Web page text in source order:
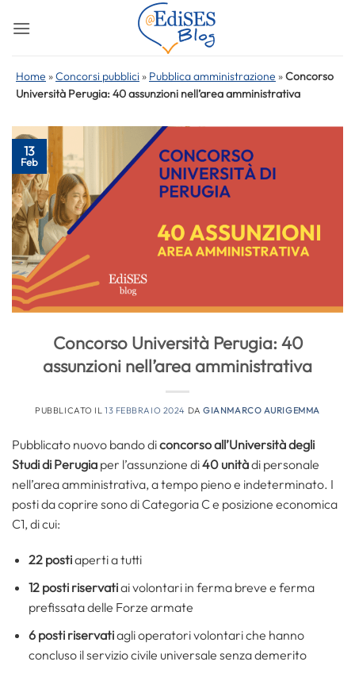
Home »Concorsi pubblici » Pubblica amministrazione »Concorso
Università Perugia: 40 assunzioni nell’area amministrativa
13
Feb
Concorso Università Perugia: 40
assunzioni nell’area amministrativa
PUBBLICATO IL 13 FEBBRAIO 2024 DAGIANMARCO AURIGEMMA
Pubblicato nuovo bando diconcorso all’Università degli
Studi di Perugia per l’assunzione di40 unitàdi personale
nell’area amministrativa, a tempo pieno e indeterminato. I
posti da coprire sono di Categoria C e posizione economica
C1, di cui:
22 postiaperti a tutti
12 posti riservatiai volontari in ferma breve e ferma
prefissata delle Forze armate
6 posti riservatiagli operatori volontari che hanno
concluso il servizio civile universale senza demerito